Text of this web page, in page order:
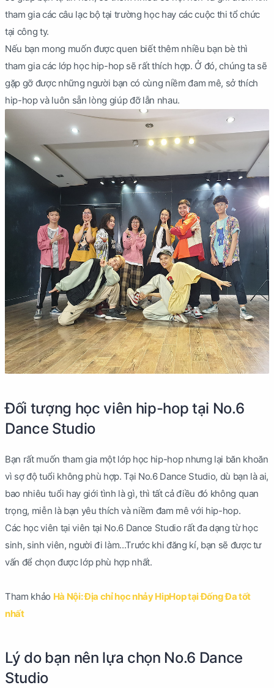
tham gia các câu lạc bộ tại trường học hay các cuộc thi tổ chức
tại công ty.
Nếu bạn mong muốn được quen biết thêm nhiều bạn bè thì
tham gia các lớp học hip-hop sẽ rất thích hợp. Ở đó, chúng ta sẽ
gặp gỡ được những người bạn có cùng niềm đam mê, sở thích
hip-hop và luôn sẵn lòng giúp đỡ lẫn nhau.
Đối tượng học viên hip-hop tại No.6
Dance Studio
Bạn rất muốn tham gia một lớp học hip-hop nhưng lại băn khoăn
vì sợ độ tuổi không phù hợp. Tại No.6 Dance Studio, dù bạn là ai,
bao nhiêu tuổi hay giới tình là gì, thì tất cả điều đó không quan
trọng, miễn là bạn yêu thích và niềm đam mê với hip-hop.
Các học viên tại viên tại No.6 Dance Studio rất đa dạng từ học
sinh, sinh viên, người đi làm...Trước khi đăng kí, bạn sẽ được tư
vấn để chọn được lớp phù hợp nhất.
Tham khảo Hà Nội: Địa chỉ học nhảy HipHop tại Đống Đa tốt
nhất
Lý do bạn nên lựa chọn No.6 Dance
Studio